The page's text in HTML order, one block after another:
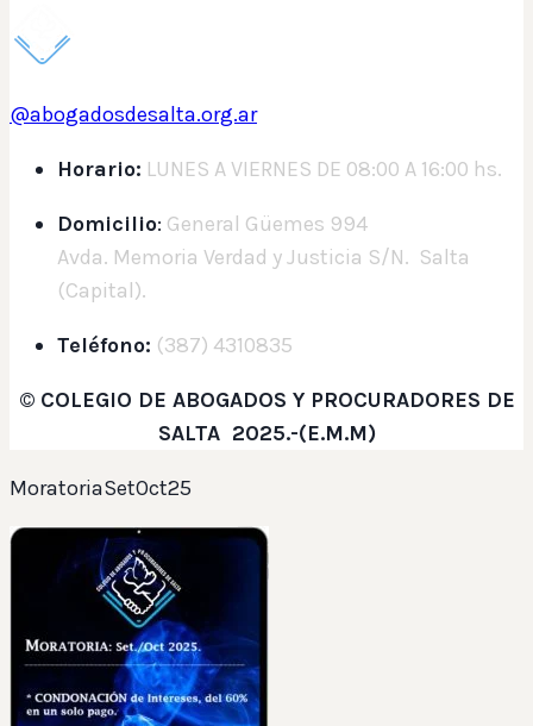
@abogadosdesalta.org.ar
Horario: LUNES A VIERNES DE 08:00 A 16:00 hs.
Domicilio: General Güemes 994
Avda. Memoria Verdad y Justicia S/N. Salta
(Capital).
Teléfono: (387) 4310835
© COLEGIO DE ABOGADOS Y PROCURADORES DE
SALTA 2025.-(E.M.M)
MoratoriaSetOct25